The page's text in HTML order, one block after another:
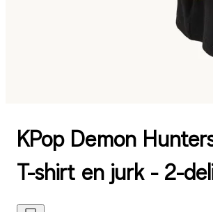
KPop Demon
T-shirt en jurk - 2-